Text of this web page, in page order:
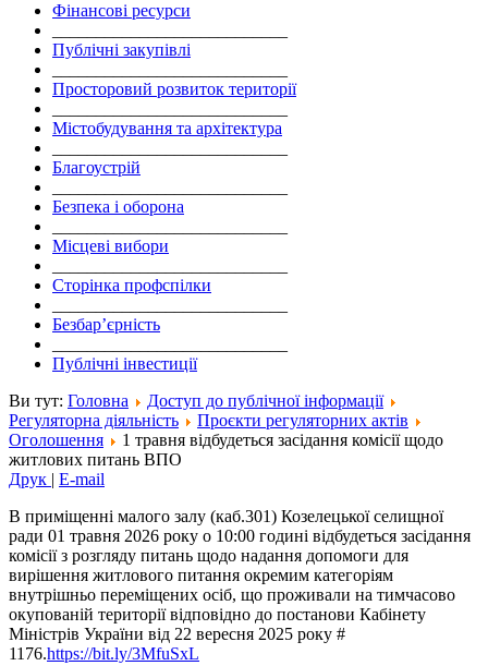
Фінансові ресурси
Публічні закупівлі
Просторовий розвиток території
Містобудування та архітектура
Благоустрій
Безпека і оборона
Місцеві вибори
Сторінка профспілки
Безбар’єрність
Публічні інвестиції
Ви тут: Головна
Доступ до публічної інформації
Регуляторна діяльність
Проєкти регуляторних актів
Оголошення
1 травня відбудеться засідання комісії щодо
житлових питань ВПО
Друк | E-mail
В приміщенні малого залу (каб.301) Козелецької селищної
ради 01 травня 2026 року о 10:00 годині відбудеться засідання
комісії з розгляду питань щодо надання допомоги для
вирішення житлового питання окремим категоріям
внутрішньо переміщених осіб, що проживали на тимчасово
окупованій території відповідно до постанови Кабінету
Міністрів України від 22 вересня 2025 року #
1176.https://bit.ly/3MfuSxL